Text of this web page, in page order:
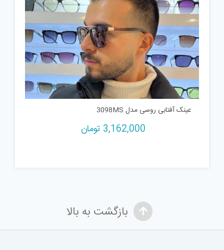
عینک آفتابی روسی مدل 3098MS
3,162,000 تومان
بازگشت به بالا